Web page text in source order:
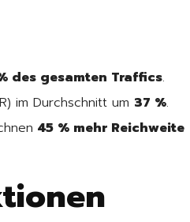
des gesamten Traffics.
im Durchschnitt um 37 %.
45 % mehr Reichweite